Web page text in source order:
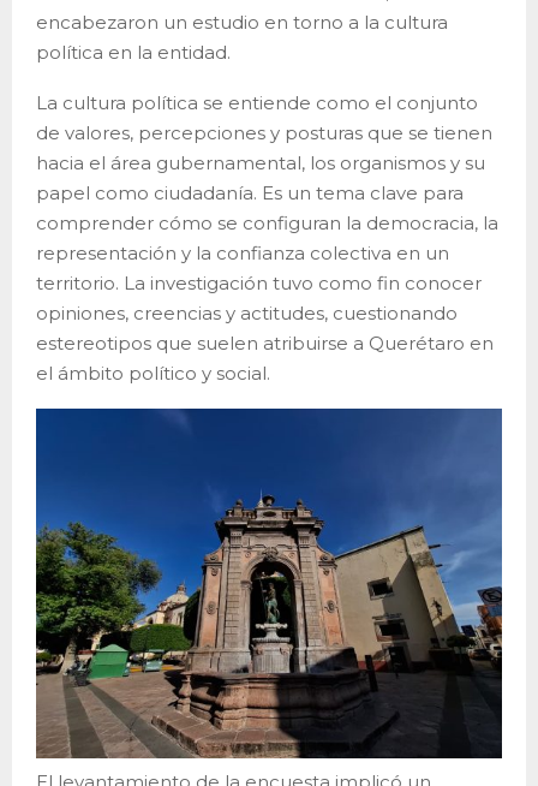
encabezaron un estudio en torno a la cultura
política en la entidad.
La cultura política se entiende como el conjunto
de valores, percepciones y posturas que se tienen
hacia el área gubernamental, los organismos y su
papel como ciudadanía. Es un tema clave para
comprender cómo se configuran la democracia, la
representación y la confianza colectiva en un
territorio. La investigación tuvo como fin conocer
opiniones, creencias y actitudes, cuestionando
estereotipos que suelen atribuirse a Querétaro en
el ámbito político y social.
El levantamiento de la encuesta implicó un